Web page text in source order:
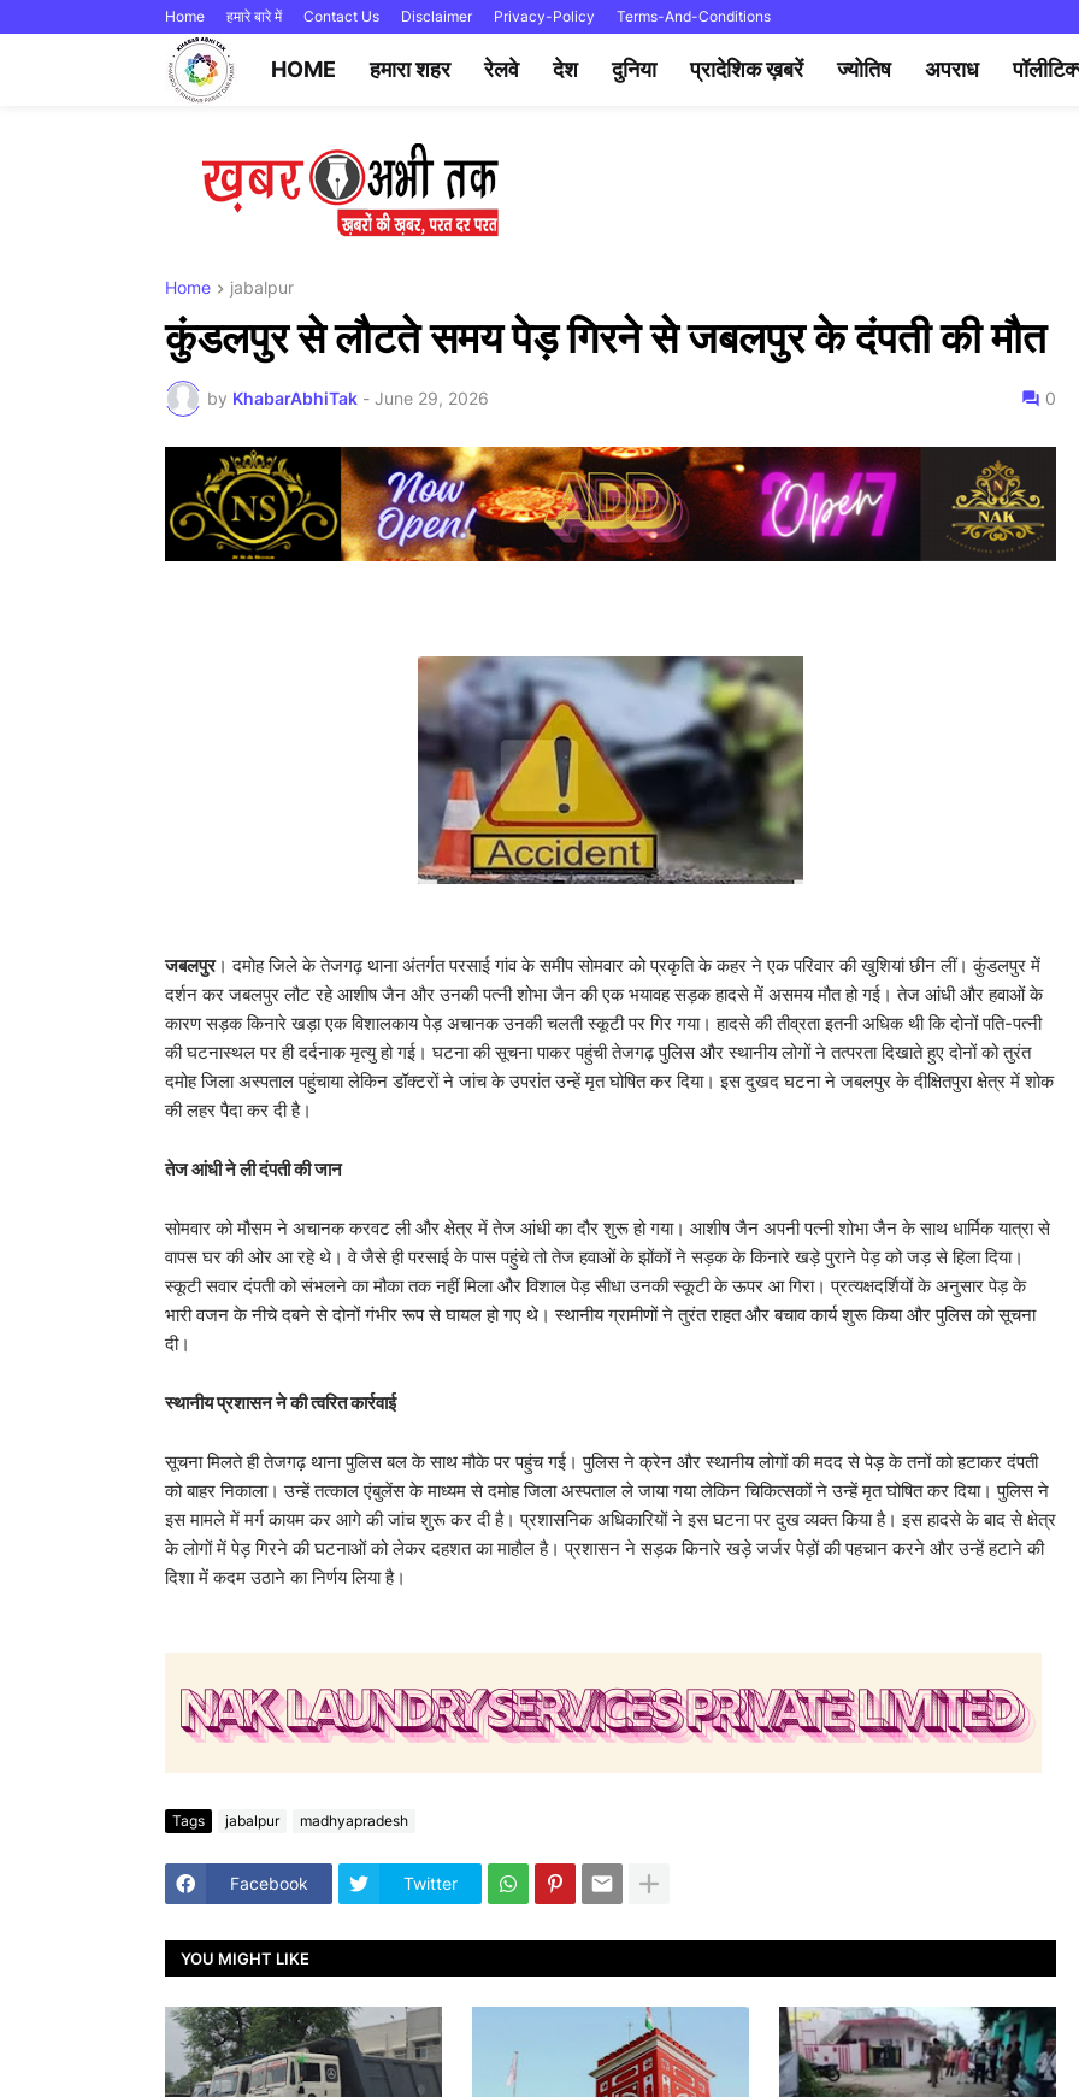
Home हमारे बारे में Contact Us Disclaimer Privacy-Policy Terms-And-Conditions
HOME हमारा शहर रेलवे देश दुनिया प्रादेशिक ख़बरें ज्योतिष अपराध
Home jabalpur
कुंडलपुर से लौटते समय पेड़ गिरने से जबलपुर के दंपती की मौत
by KhabarAbhiTak - June 29, 2026 0
जबलपुर। दमोह जिले के तेजगढ़ थाना अंतर्गत परसाई गांव के समीप सोमवार को प्रकृति के कहर ने एक परिवार की खुशियां छीन लीं। कुंडलपुर में
दर्शन कर जबलपुर लौट रहे आशीष जैन और उनकी पत्नी शोभा जैन की एक भयावह सड़क हादसे में असमय मौत हो गई। तेज आंधी और हवाओं के
कारण सड़क किनारे खड़ा एक विशालकाय पेड़ अचानक उनकी चलती स्कूटी पर गिर गया। हादसे की तीव्रता इतनी अधिक थी कि दोनों पति-पत्नी
की घटनास्थल पर ही दर्दनाक मृत्यु हो गई। घटना की सूचना पाकर पहुंची तेजगढ़ पुलिस और स्थानीय लोगों ने तत्परता दिखाते हुए दोनों को तुरंत
दमोह जिला अस्पताल पहुंचाया लेकिन डॉक्टरों ने जांच के उपरांत उन्हें मृत घोषित कर दिया। इस दुखद घटना ने जबलपुर के दीक्षितपुरा क्षेत्र में शोक
की लहर पैदा कर दी है।
​तेज आंधी ने ली दंपती की जान
​सोमवार को मौसम ने अचानक करवट ली और क्षेत्र में तेज आंधी का दौर शुरू हो गया। आशीष जैन अपनी पत्नी शोभा जैन के साथ धार्मिक यात्रा से
वापस घर की ओर आ रहे थे। वे जैसे ही परसाई के पास पहुंचे तो तेज हवाओं के झोंकों ने सड़क के किनारे खड़े पुराने पेड़ को जड़ से हिला दिया।
स्कूटी सवार दंपती को संभलने का मौका तक नहीं मिला और विशाल पेड़ सीधा उनकी स्कूटी के ऊपर आ गिरा। प्रत्यक्षदर्शियों के अनुसार पेड़ के
भारी वजन के नीचे दबने से दोनों गंभीर रूप से घायल हो गए थे। स्थानीय ग्रामीणों ने तुरंत राहत और बचाव कार्य शुरू किया और पुलिस को सूचना
दी।
​स्थानीय प्रशासन ने की त्वरित कार्रवाई
​सूचना मिलते ही तेजगढ़ थाना पुलिस बल के साथ मौके पर पहुंच गई। पुलिस ने क्रेन और स्थानीय लोगों की मदद से पेड़ के तनों को हटाकर दंपती
को बाहर निकाला। उन्हें तत्काल एंबुलेंस के माध्यम से दमोह जिला अस्पताल ले जाया गया लेकिन चिकित्सकों ने उन्हें मृत घोषित कर दिया। पुलिस ने
इस मामले में मर्ग कायम कर आगे की जांच शुरू कर दी है। प्रशासनिक अधिकारियों ने इस घटना पर दुख व्यक्त किया है। इस हादसे के बाद से क्षेत्र
के लोगों में पेड़ गिरने की घटनाओं को लेकर दहशत का माहौल है। प्रशासन ने सड़क किनारे खड़े जर्जर पेड़ों की पहचान करने और उन्हें हटाने की
दिशा में कदम उठाने का निर्णय लिया है।
Tags jabalpur madhyapradesh
Facebook Twitter
YOU MIGHT LIKE